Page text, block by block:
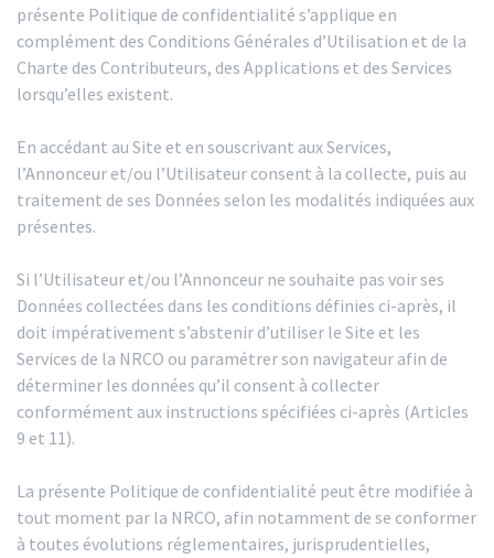
présente Politique de confidentialité s’applique en
complément des Conditions Générales d’Utilisation et de la
Charte des Contributeurs, des Applications et des Services
lorsqu’elles existent.
En accédant au Site et en souscrivant aux Services,
l’Annonceur et/ou l’Utilisateur consent à la collecte, puis au
traitement de ses Données selon les modalités indiquées aux
présentes.
Si l’Utilisateur et/ou l’Annonceur ne souhaite pas voir ses
Données collectées dans les conditions définies ci-après, il
doit impérativement s’abstenir d’utiliser le Site et les
Services de la NRCO ou paramétrer son navigateur afin de
déterminer les données qu’il consent à collecter
conformément aux instructions spécifiées ci-après (Articles
9 et 11).
La présente Politique de confidentialité peut être modifiée à
tout moment par la NRCO, afin notamment de se conformer
à toutes évolutions réglementaires, jurisprudentielles,